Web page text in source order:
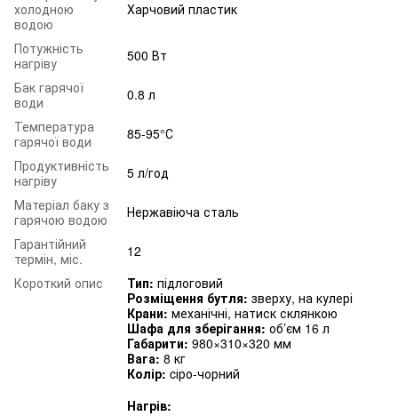
холодною
водою
Харчовий пластик
Потужність
нагріву
500 Вт
Бак гарячої
води
0.8 л
Температура
гарячої води
85-95°С
Продуктивність
нагріву
5 л/год
Матеріал баку з
гарячою водою
Нержавіюча сталь
Гарантійний
термін, міс.
12
Короткий опис
Тип: підлоговий
Розміщення бутля: зверху, на кулері
Крани: механічні, натиск склянкою
Шафа для зберігання: об’єм 16 л
Габарити: 980×310×320 мм
Вага: 8 кг
Колір: cіро-чорний
Нагрів: